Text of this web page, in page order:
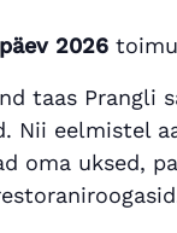
2026
taas Prangli
Nii eelmistel
oma uksed,